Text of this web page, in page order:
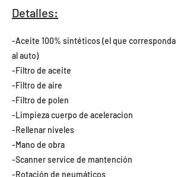
Detalles:
-Aceite 100% sintéticos (el que corresponda
al auto)
-Filtro de aceite
-Filtro de aire
-Filtro de polen
-Limpieza cuerpo de aceleracion
-Rellenar niveles
-Mano de obra
-Scanner service de mantención
-Rotación de neumáticos